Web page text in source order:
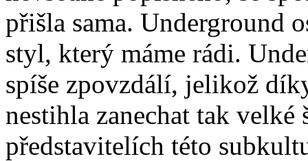
přišla sama. Underground
styl, který máme rádi.
spíše zpovzdálí, jelikož
nestihla zanechat tak
představitelích této